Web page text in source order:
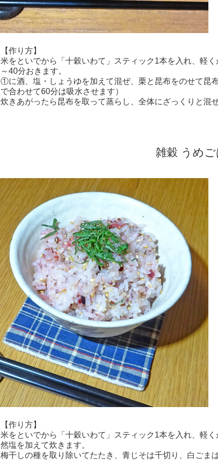
【作り方】
米をといでから「十穀いわて」スティック1本を入れ、軽
～40分おきます。
①に酒、塩・しょうゆを加えて混ぜ、栗と昆布をのせて
で合わせて60分は吸水させます）
炊きあがったら昆布を取って蒸らし、全体にざっくりと混
雑穀 うめ
【作り方】
米をといでから「十穀いわて」スティック1本を入れ、軽
然塩を加えて炊きます。
梅干しの種を取り除いてたたき、青じそは千切り、白ごま